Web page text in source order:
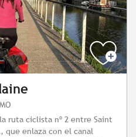
ruta ciclista nº 2 entre Saint
que enlaza con el canal